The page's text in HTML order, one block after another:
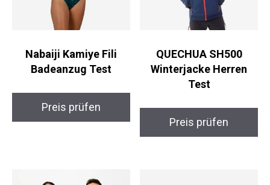
Nabaiji Kamiye Fili
Badeanzug Test
Preis prüfen
QUECHUA SH500
Winterjacke Herren
Test
Preis prüfen